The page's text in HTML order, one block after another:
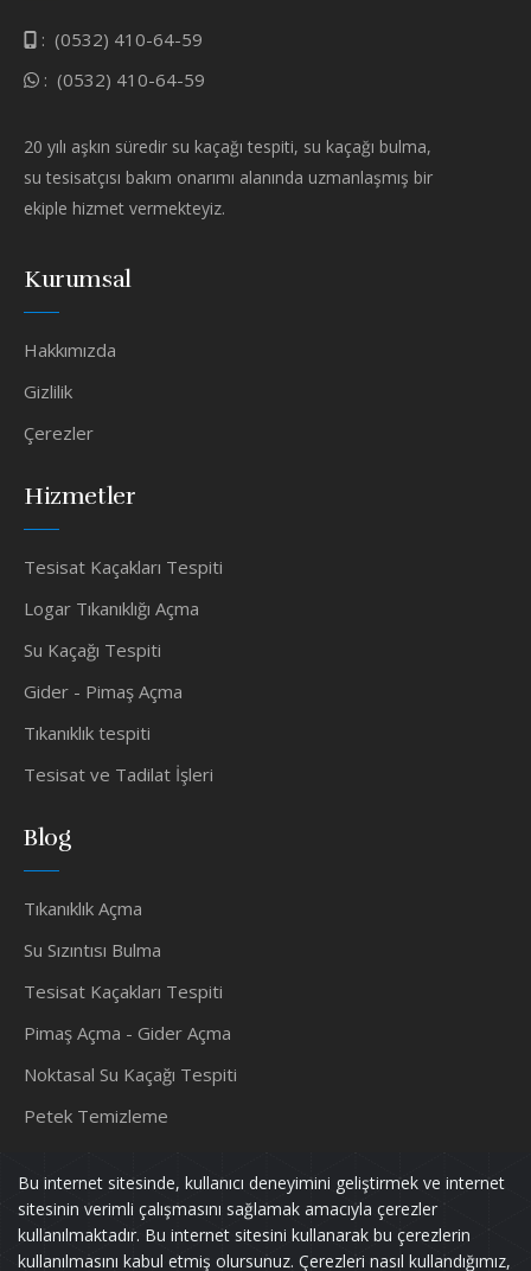
Bu internet sitesinde, kullanıcı deneyimini geliştirmek ve internet
sitesinin verimli çalışmasını sağlamak amacıyla çerezler
kullanılmaktadır. Bu internet sitesini kullanarak bu çerezlerin
kullanılmasını kabul etmiş olursunuz. Çerezleri nasıl kullandığımız,
: (0532) 410-64-59
: (0532) 410-64-59
20 yılı aşkın süredir su kaçağı tespiti, su kaçağı bulma,
su tesisatçısı bakım onarımı alanında uzmanlaşmış bir
ekiple hizmet vermekteyiz.
Kurumsal
Hakkımızda
Gizlilik
Çerezler
Hizmetler
Tesisat Kaçakları Tespiti
Logar Tıkanıklığı Açma
Su Kaçağı Tespiti
Gider - Pimaş Açma
Tıkanıklık tespiti
Tesisat ve Tadilat İşleri
Blog
Tıkanıklık Açma
Su Sızıntısı Bulma
Tesisat Kaçakları Tespiti
Pimaş Açma - Gider Açma
Noktasal Su Kaçağı Tespiti
Petek Temizleme